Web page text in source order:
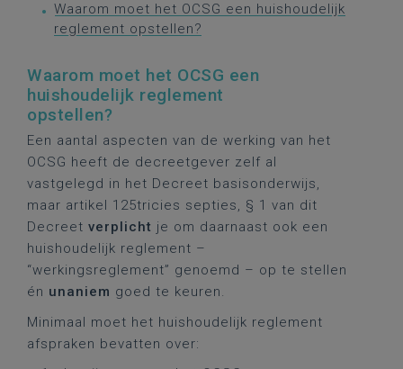
Waarom moet het OCSG een huishoudelijk
reglement opstellen?
Waarom moet het OCSG een
huishoudelijk reglement
opstellen?
Een aantal aspecten van de werking van het
OCSG heeft de decreetgever zelf al
vastgelegd in het Decreet basisonderwijs,
maar artikel 125tricies septies, § 1 van dit
Decreet verplicht je om daarnaast ook een
huishoudelijk reglement –
“werkingsreglement” genoemd – op te stellen
én unaniem goed te keuren.
Minimaal moet het huishoudelijk reglement
afspraken bevatten over: